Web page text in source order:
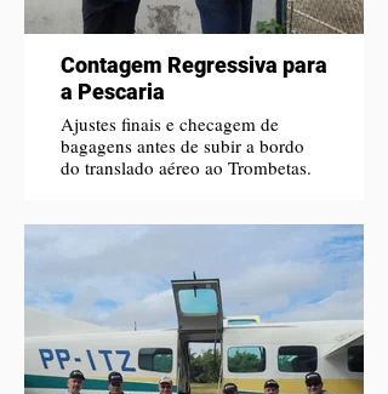
Contagem Regressiva para
a Pescaria
Ajustes finais e checagem de
bagagens antes de subir a bordo
do translado aéreo ao Trombetas.